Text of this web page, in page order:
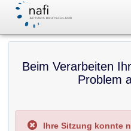
Beim Verarbeiten
Problem
Ihre Sitzung konnte